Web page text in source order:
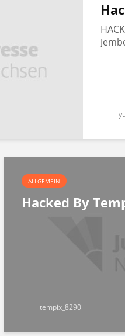
ALLGEMEIN
Hacked By
tempix_8290